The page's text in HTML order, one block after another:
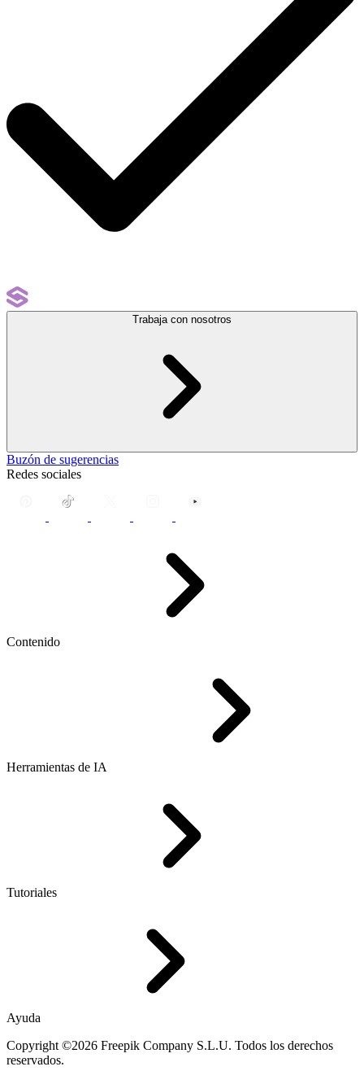
Trabaja con nosotros
Buzón de sugerencias
Redes sociales
Contenido
Herramientas de IA
Tutoriales
Ayuda
Copyright ©2026 Freepik Company S.L.U. Todos los derechos
reservados.